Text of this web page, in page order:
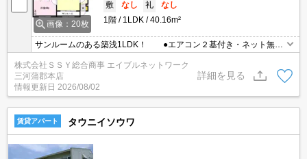
画像：20枚
敷
なし 礼
なし
1階
1LDK 40.16m²
サンルームのある築浅1LDK！ ●エアコン２基付き・ネット無料
（光ファイバー） ●敷・礼金なし ※ペット飼育時：敷金２
ヶ月（小型犬1匹のみ） ●ご見学可能！
株式会社ＳＳＹ総合商事 エイブルネットワーク
三河蒲郡本店
情報更新日 2026/08/02
詳細を見る
賃貸アパート タウニイソウワ